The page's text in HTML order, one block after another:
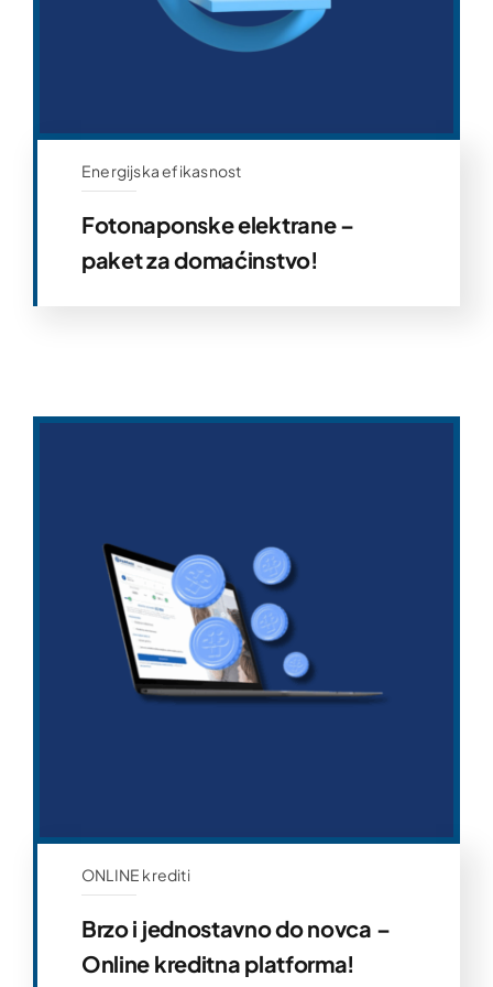
Energijska efikasnost
Fotonaponske elektrane –
paket za domaćinstvo!
ONLINE krediti
Brzo i jednostavno do novca –
Online kreditna platforma!